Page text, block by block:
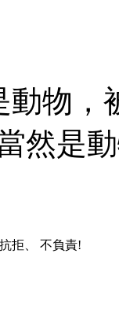
動物
然是
拒、 不負責!